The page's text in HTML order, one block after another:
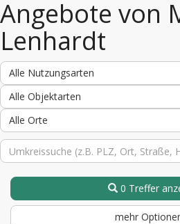
Angebote von
Lenhardt
Alle Nutzungsarten
Alle Objektarten
Alle Orte
0 Treffer
mehr